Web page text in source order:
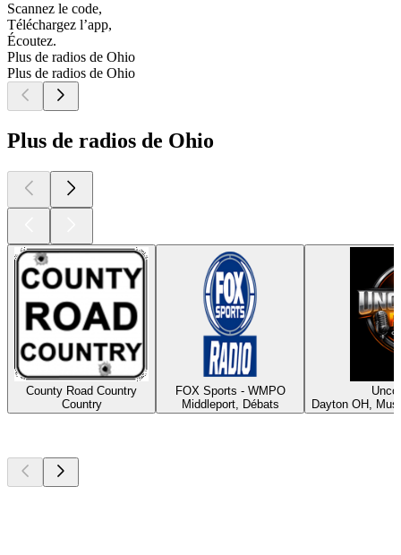
Scannez le code,
Téléchargez l’app,
Écoutez.
Plus de radios de Ohio
Plus de radios de Ohio
Plus de radios de Ohio
County Road Country
Country
FOX Sports - WMPO
Middleport, Débats
Dayton OH,